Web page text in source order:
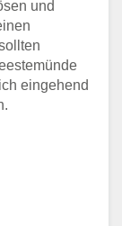
und
eingehend